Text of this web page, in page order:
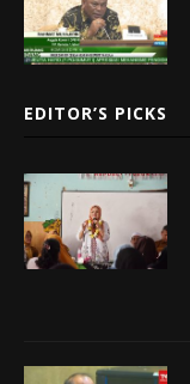
EDITOR’S PICKS